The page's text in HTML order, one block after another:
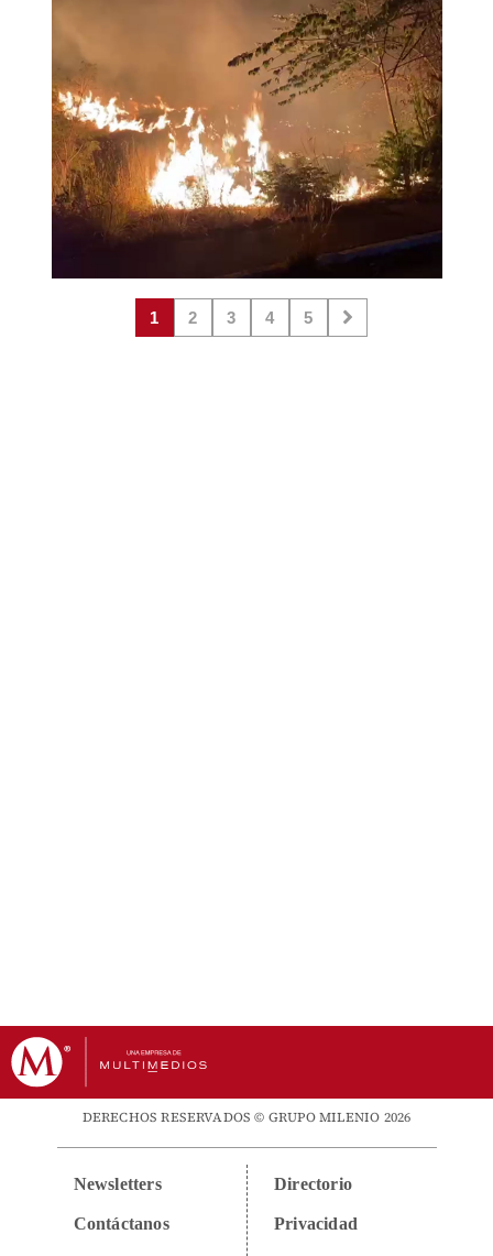
1 2 3 4 5
DERECHOS RESERVADOS © GRUPO MILENIO 2026
Newsletters
Contáctanos
Directorio
Privacidad